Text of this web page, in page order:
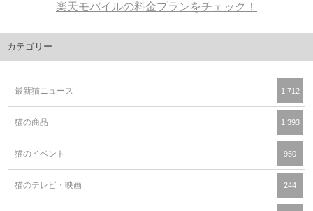
楽天モバイルの料金プランをチェック！
カテゴリー
最新猫ニュース 1,712
猫の商品 1,393
猫のイベント 950
猫のテレビ・映画 244